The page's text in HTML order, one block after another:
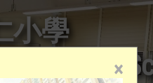
小學
Primary
×